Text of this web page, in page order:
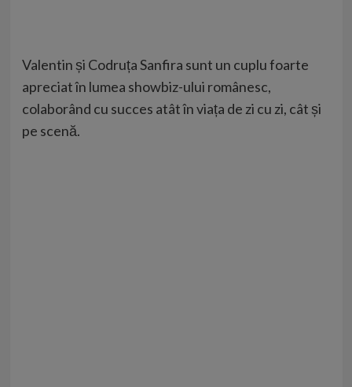
Valentin și Codruța Sanfira sunt un cuplu foarte
apreciat în lumea showbiz-ului românesc,
colaborând cu succes atât în viața de zi cu zi, cât și
pe scenă.